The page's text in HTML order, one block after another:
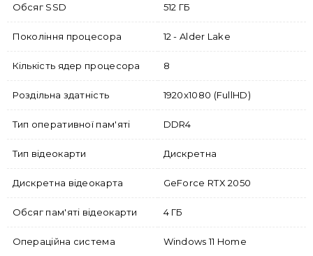
Обсяг SSD 512 ГБ
Покоління процесора 12 - Alder Lake
Кількість ядер процесора 8
Роздільна здатність 1920x1080 (FullHD)
Тип оперативної пам'яті DDR4
Тип відеокарти Дискретна
Дискретна відеокарта GeForce RTX 2050
Обсяг пам'яті відеокарти 4 ГБ
Операційна система Windows 11 Home